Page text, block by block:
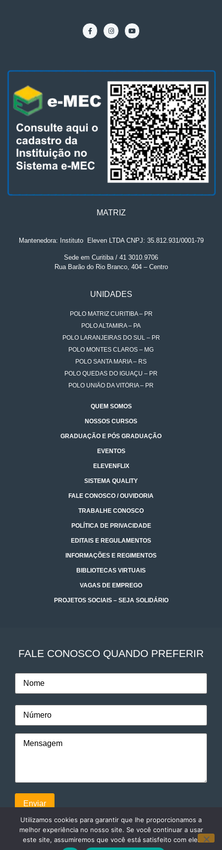
MATRIZ
Mantenedora: Instituto. Eleven LTDA CNPJ: 35.812.931/0001-79
Sede em Curitiba / 41 3010.9706
Rua Barão do Rio Branco, 404 – Centro
UNIDADES
POLO MATRIZ CURITIBA – PR
POLO ALTAMIRA – PA
POLO LARANJEIRAS DO SUL – PR
POLO MONTES CLAROS – MG
POLO SANTA MARIA – RS
POLO QUEDAS DO IGUAÇU – PR
POLO UNIÃO DA VITÓRIA – PR
QUEM SOMOS
NOSSOS CURSOS
GRADUAÇÃO E PÓS GRADUAÇÃO
EVENTOS
ELEVENFLIX
SISTEMA QUALITY
FALE CONOSCO / OUVIDORIA
TRABALHE CONOSCO
POLÍTICA DE PRIVACIDADE
EDITAIS E REGULAMENTOS
INFORMAÇÕES E REGIMENTOS
BIBLIOTECAS VIRTUAIS
VAGAS DE EMPREGO
PROJETOS SOCIAIS – SEJA SOLIDÁRIO
FALE CONOSCO QUANDO PREFERIR
Utilizamos cookies para garantir que lhe proporcionamos a
melhor experiência no nosso site. Se você continuar a usar
este site, assumiremos que você está satisfeito com ele.